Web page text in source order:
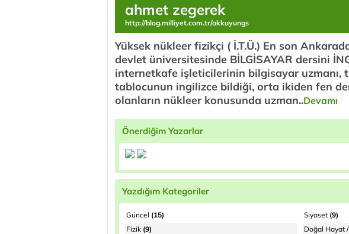
ahmet zegerek
http://blog.milliyet.com.tr/akkuyungs
Yüksek nükleer fizikçi ( İ.T.Ü.) En son
devlet üniversitesinde BİLGİSAYAR dersini
internetkafe işleticilerinin bilgisayar uzmanı,
tablocunun ingilizce bildiği, orta ikiden fen
olanların nükleer konusunda uzman..Devamı
Önerdiğim Yazarlar
Yazdığım Kategoriler
Güncel (15) Siyaset (9)
Fizik (9) Doğal Hayat